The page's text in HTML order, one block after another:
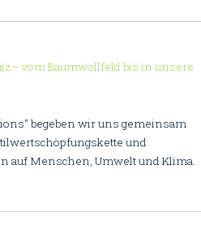
vom Baumwollfeld bis in unsere
begeben wir uns gemeinsam
und
auf Menschen, Umwelt und Klima.